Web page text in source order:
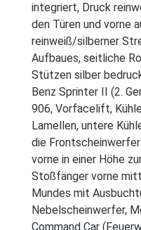
integriert, Druck
den Türen und vorne
reinweiß/silberner
Aufbaues, seitliche
Stützen silber
Benz Sprinter II (2.
906, Vorfacelift,
Lamellen, untere
die
vorne in einer Höhe
Stoßfänger vorne
Mundes mit
Nebelscheinwerfer,
Command Car